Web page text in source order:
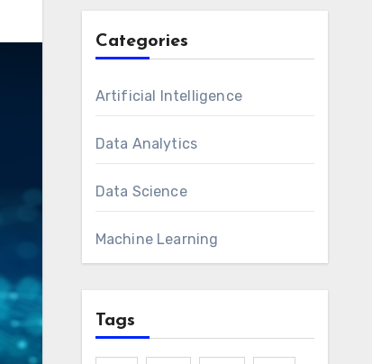
Categories
Artificial Intelligence
Data Analytics
Data Science
Machine Learning
Tags